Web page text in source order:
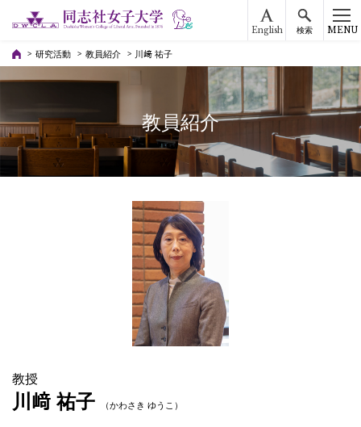
English 検索 MENU
研究活動 教員紹介 川﨑 祐子
教員紹介
教授
川﨑 祐子 （かわさき ゆうこ）